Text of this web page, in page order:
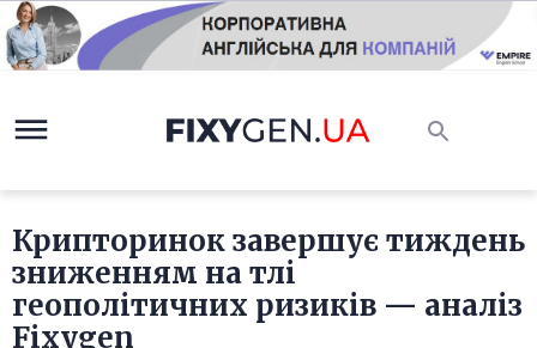
Крипторинок завершує тиждень
зниженням на тлі
геополітичних ризиків — аналіз
Fixygen